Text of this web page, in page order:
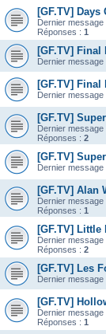
[GF.TV]
Dernier message
Réponses : 1
[GF.TV]
Dernier message
[GF.TV]
Dernier message
[GF.TV]
Dernier message
Réponses : 2
[GF.TV]
Dernier message
[GF.TV] Alan
Dernier message
Réponses : 1
[GF.TV]
Dernier message
Réponses : 2
[GF.TV] Les
Dernier message
[GF.TV]
Dernier message
Réponses : 1